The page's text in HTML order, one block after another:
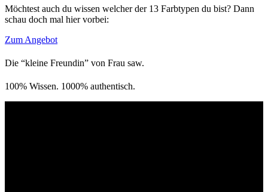
Möchtest auch du wissen welcher der 13 Farbtypen du bist? Dann
schau doch mal hier vorbei:
Zum Angebot
Die “kleine Freundin” von Frau saw.
100% Wissen. 1000% authentisch.